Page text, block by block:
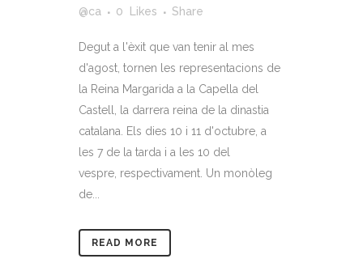
@ca
0 Likes Share
Degut a l'èxit que van tenir al mes
d'agost, tornen les representacions de
la Reina Margarida a la Capella del
Castell, la darrera reina de la dinastia
catalana. Els dies 10 i 11 d'octubre, a
les 7 de la tarda i a les 10 del
vespre, respectivament. Un monòleg
de...
READ MORE